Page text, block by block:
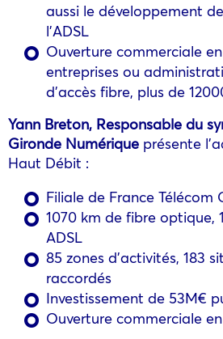
aussi le développement
l’ADSL
Ouverture commerciale
entreprises ou
d’accès fibre, plus de
Yann Breton, Responsable du
Gironde Numérique présente
Haut Débit :
Filiale de France Télécom
1070 km de fibre optique,
ADSL
85 zones d’activités, 183
raccordés
Investissement de 53M€
Ouverture commerciale en